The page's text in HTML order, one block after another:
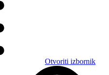
Otvoriti izbornik